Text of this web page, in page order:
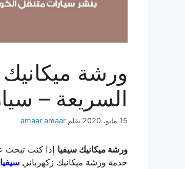
السريعة –
15 مايو، 2020 بقلم amaar amaar
ورشة ميكانيك سيفيا إذا كنت تبحث
خدمة ورشة ميكانيك زكهربائي سيفيا